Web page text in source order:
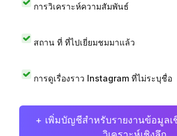
การวิเคราะห์ความสัมพันธ์
สถาน ที่ ที่ไปเยี่ยมชมมาแล้ว
การดูเรื่องราว Instagram ที่ไม่ระบุชื่อ
+ เพิ่มบัญชีสำหรับรายงานข้อมูลเ